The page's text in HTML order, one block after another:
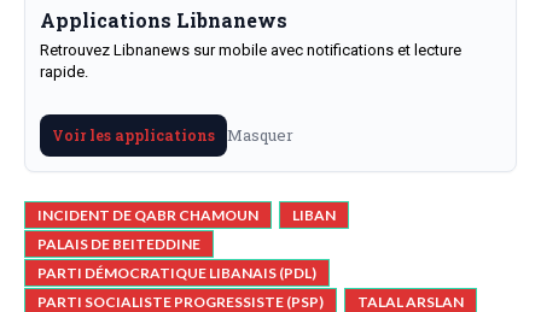
Applications Libnanews
Retrouvez Libnanews sur mobile avec notifications et lecture
rapide.
Voir les applications Masquer
INCIDENT DE QABR CHAMOUN
LIBAN
PALAIS DE BEITEDDINE
PARTI DÉMOCRATIQUE LIBANAIS (PDL)
PARTI SOCIALISTE PROGRESSISTE (PSP)
TALAL ARSLAN